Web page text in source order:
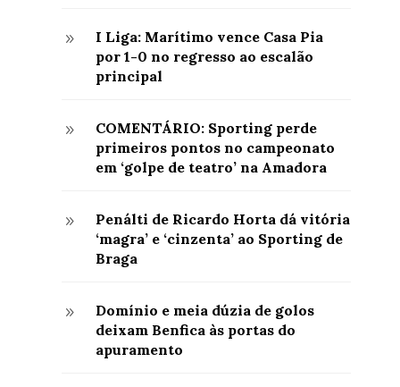
9
I Liga: Marítimo vence Casa Pia
por 1-0 no regresso ao escalão
principal
9
COMENTÁRIO: Sporting perde
primeiros pontos no campeonato
em ‘golpe de teatro’ na Amadora
9
Penálti de Ricardo Horta dá vitória
‘magra’ e ‘cinzenta’ ao Sporting de
Braga
9
Domínio e meia dúzia de golos
deixam Benfica às portas do
apuramento